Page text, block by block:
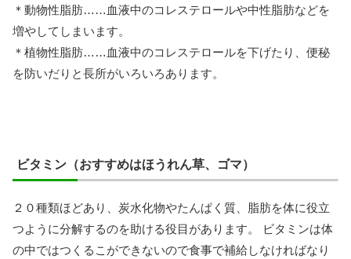
＊動物性脂肪……血液中のコレステロールや中性脂肪などを
増やしてしまいます。
＊植物性脂肪……血液中のコレステロールを下げたり、便秘
を防いだりと長所がいろいろあります。
ビタミン（おすすめはほうれん草、ゴマ）
２０種類ほどあり、炭水化物やたんぱく質、脂肪を体に役立
つように分解するのを助ける役目があります。 ビタミンは体
の中ではつくるこができないので食事で補給しなければなり